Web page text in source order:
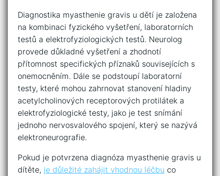
Diagnostika ⁢myasthenie gravis u dětí je založena‌
na kombinaci fyzického vyšetření, laboratorních
testů a elektrofyziologických testů. Neurolog
provede důkladné‍ vyšetření a zhodnotí
přítomnost ‌specifických příznaků⁢ souvisejících s
onemocněním.‌ Dále se podstoupí laboratorní
testy, které mohou zahrnovat stanovení hladiny
acetylcholinových receptorových ⁢protilátek a
elektrofyziologické testy, jako ⁣je test snímání
jednoho nervosvalového spojení, ⁤který‌ se nazývá
elektroneurografie.
Pokud je‌ potvrzena diagnóza myasthenie gravis⁣ u
dítěte, je ‌důležité zahájit⁤ vhodnou léčbu co